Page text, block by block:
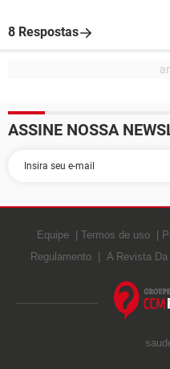
8 Respostas
ASSINE NOSSA
Equipe Termos de uso
Regulamento
A Revista Da